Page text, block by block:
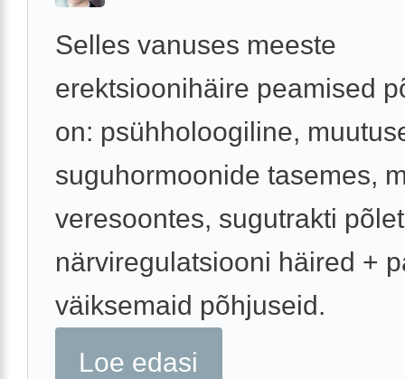
Selles vanuses meeste
erektsioonihäire peamised
on: psühholoogiline,
suguhormoonide tasemes,
veresoontes, sugutrakti
närviregulatsiooni häired +
väiksemaid põhjuseid.
Loe edasi